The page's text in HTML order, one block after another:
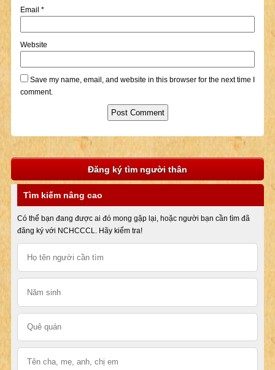
Email *
Website
Save my name, email, and website in this browser for the next time I
comment.
Đăng ký tìm người thân
Tìm kiếm nâng cao
Có thể bạn đang được ai đó mong gặp lại, hoặc người bạn cần tìm đã
đăng ký với NCHCCCL. Hãy kiểm tra!